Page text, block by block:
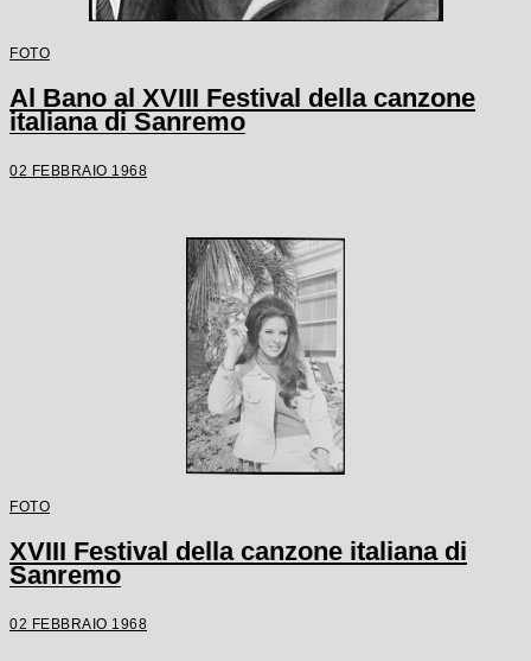
FOTO
Al Bano al XVIII Festival della canzone
italiana di Sanremo
02 FEBBRAIO 1968
FOTO
XVIII Festival della canzone italiana di
Sanremo
02 FEBBRAIO 1968